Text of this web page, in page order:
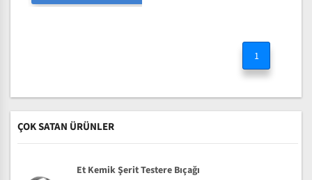
1
ÇOK SATAN ÜRÜNLER
Et Kemik Şerit Testere Bıçağı